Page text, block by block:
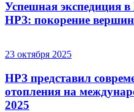
Успешная экспедиция
НРЗ: покорение
23 октября 2025
НРЗ представил
отопления на
2025